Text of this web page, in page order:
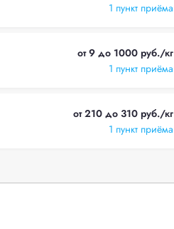
1 пункт приёма
от 9 до 1000 руб./кг
1 пункт приёма
от 210 до 310 руб./кг
1 пункт приёма